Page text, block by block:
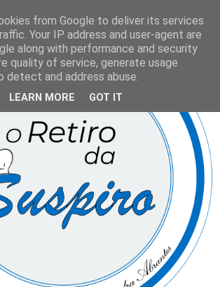
from Google to deliver its services
Your IP address and user-agent are
along with performance and security
quality of service, generate usage
detect and address abuse.
LEARN MORE GOT IT